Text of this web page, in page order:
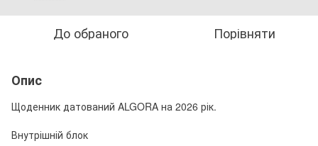
До обраного Порівняти
Опис
Щоденник датований ALGORA на 2026 рік.
Внутрішній блок